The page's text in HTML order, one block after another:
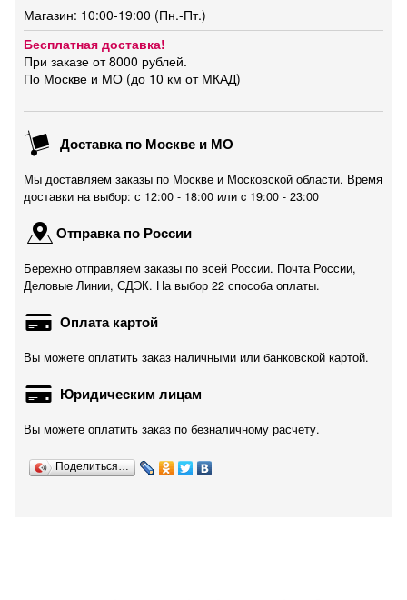
Магазин: 10:00-19:00 (Пн.-Пт.)
Бесплатная доставка!
При заказе от 8000 рублей.
По Москве и МО (до 10 км от МКАД)
Доставка по Москве и МО
Мы доставляем заказы по Москве и Московской области. Время
доставки на выбор: с 12:00 - 18:00 или c 19:00 - 23:00
Отправка по России
Бережно отправляем заказы по всей России. Почта России,
Деловые Линии, СДЭК. На выбор 22 способа оплаты.
Оплата картой
Вы можете оплатить заказ наличными или банковской картой.
Юридическим лицам
Вы можете оплатить заказ по безналичному расчету.
Поделиться…